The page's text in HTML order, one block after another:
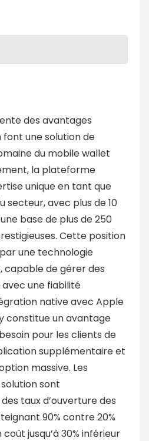
des avantages
une solution de
du mobile wallet
la plateforme
unique en tant que
secteur, avec plus de 10
base de plus de 250
Cette position
une technologie
capable de gérer des
une fiabilité
native avec Apple
constitue un avantage
pour les clients de
supplémentaire et
massive. Les
sont
taux d’ouverture des
90% contre 20%
jusqu’à 30% inférieur